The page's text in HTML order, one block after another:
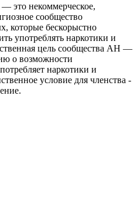
некоммерческое,
сообщество
которые бескорыстно
употреблять наркотики и
цель сообщества АН —
о возможности
наркотики и
условие для членства -